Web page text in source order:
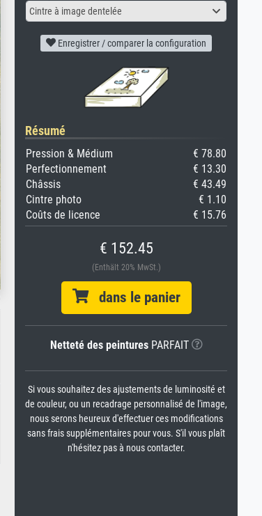
Cintre à image dentelée
Enregistrer / comparer la configuration
Résumé
Pression & Médium
€ 78.80
Perfectionnement
€ 13.30
Châssis
€ 43.49
Cintre photo
€ 1.10
Coûts de licence
€ 15.76
€ 152.45
(Enthält 20% MwSt.)
dans le panier
Netteté des peinturesPARFAIT
Si vous souhaitez des ajustements de luminosité et
de couleur, ou un recadrage personnalisé de l'image,
nous serons heureux d'effectuer ces modifications
sans frais supplémentaires pour vous. S'il vous plaît
n'hésitez pas à nous contacter.